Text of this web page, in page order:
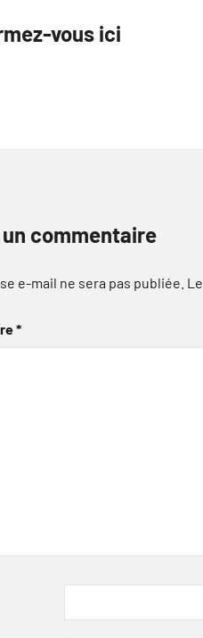
vous ici
commentaire
e-mail ne sera pas publiée.
*